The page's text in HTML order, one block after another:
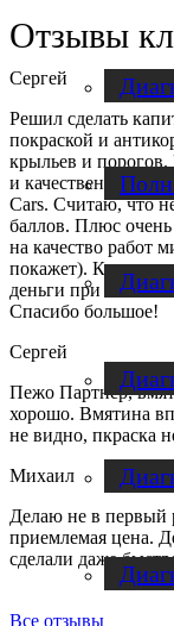
Отзывы
Сергей
Решил сделать
покраской и
крыльев и
и качественного
Cars. Считаю, что
баллов. Плюс очень
на качество работ
покажет).
деньги при низком
Спасибо большое!
Сергей
Пежо Партнер,
хорошо. Вмятина
не видно, пкраска
Михаил
Делаю не в первый
приемлемая цена.
сделали даже
Все отзывы